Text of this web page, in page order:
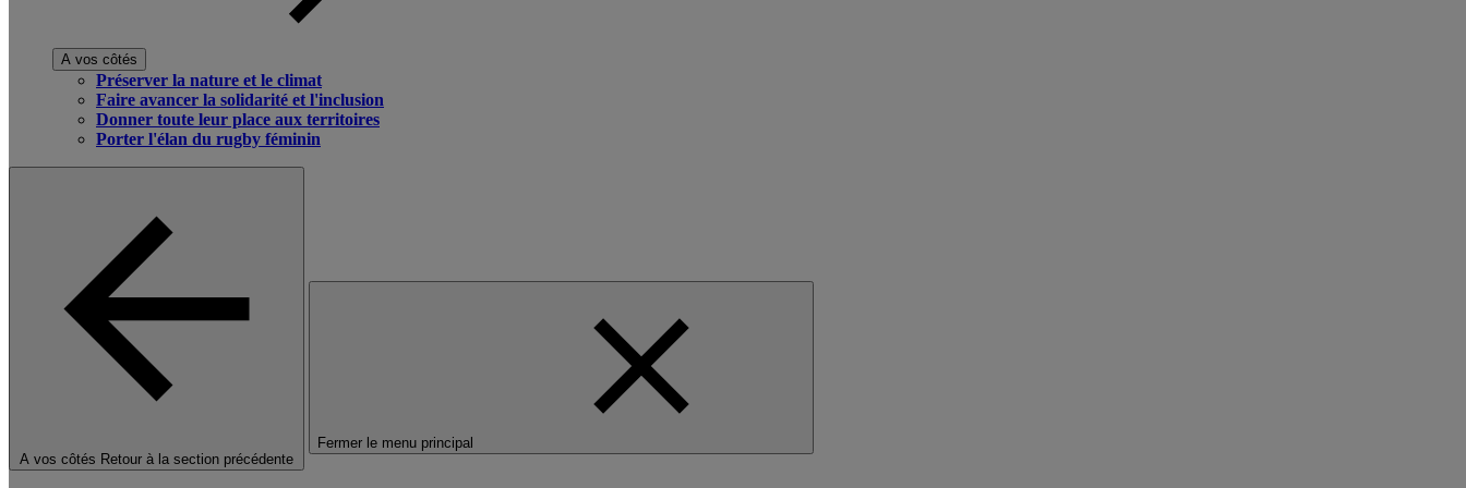
A vos côtés
Préserver la nature et le climat
Faire avancer la solidarité et l'inclusion
Donner toute leur place aux territoires
Porter l'élan du rugby féminin
A vos côtés Retour à la section précédente
Fermer le menu principal